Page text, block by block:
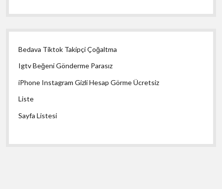
Bedava Tiktok Takipçi Çoğaltma
Igtv Beğeni Gönderme Parasız
iPhone Instagram Gizli Hesap Görme Ücretsiz
Liste
Sayfa Listesi